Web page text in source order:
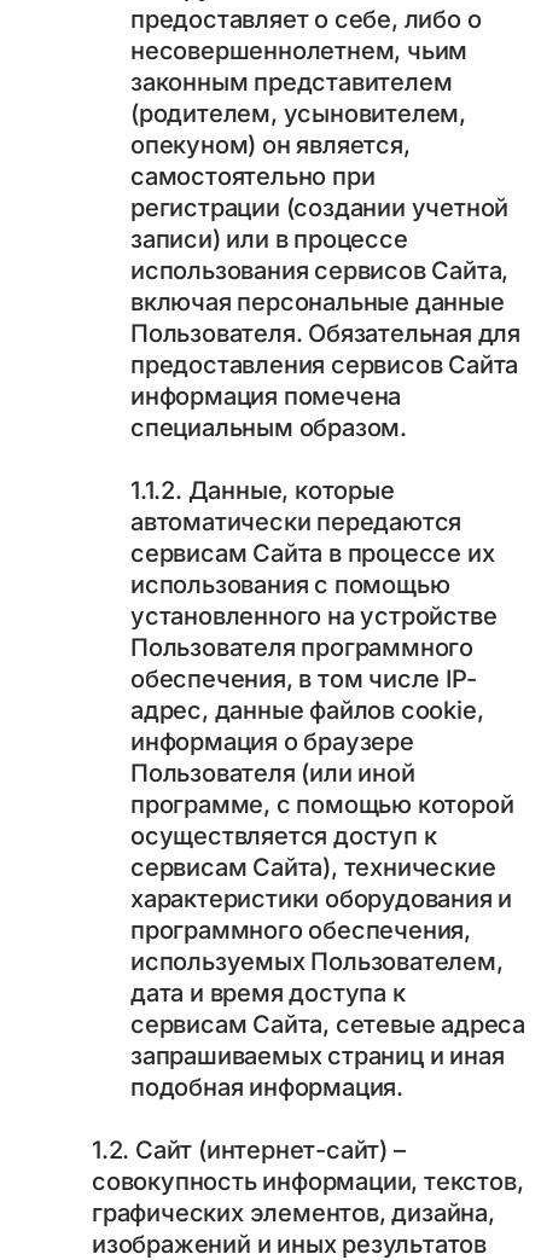
предоставляет о себе, либо о
несовершеннолетнем, чьим
законным представителем
(родителем, усыновителем,
опекуном) он является,
самостоятельно при
регистрации (создании учетной
записи) или в процессе
использования сервисов Сайта,
включая персональные данные
Пользователя. Обязательная для
предоставления сервисов Сайта
информация помечена
специальным образом.
1.1.2. Данные, которые
автоматически передаются
сервисам Сайта в процессе их
использования с помощью
установленного на устройстве
Пользователя программного
обеспечения, в том числе IP-
адрес, данные файлов cookie,
информация о браузере
Пользователя (или иной
программе, с помощью которой
осуществляется доступ к
сервисам Сайта), технические
характеристики оборудования и
программного обеспечения,
используемых Пользователем,
дата и время доступа к
сервисам Сайта, сетевые адреса
запрашиваемых страниц и иная
подобная информация.
1.2. Сайт (интернет-сайт) –
совокупность информации, текстов,
графических элементов, дизайна,
изображений и иных результатов